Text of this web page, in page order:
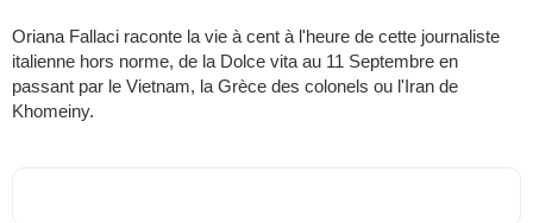
Oriana Fallaci raconte la vie à cent à l'heure de cette journaliste
italienne hors norme, de la Dolce vita au 11 Septembre en
passant par le Vietnam, la Grèce des colonels ou l'Iran de
Khomeiny.